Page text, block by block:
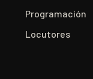
Programación
Locutores